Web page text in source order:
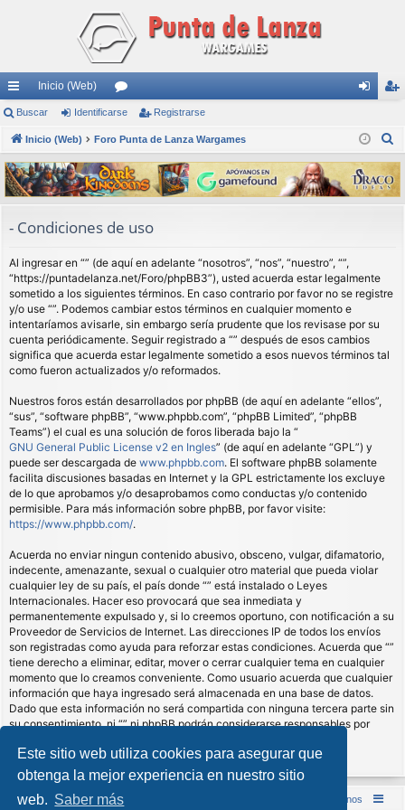
Este sitio web utiliza cookies para asegurar que
obtenga la mejor experiencia en nuestro sitio
web. Saber más
nl
ac
es
rá
s
Inicio (Web)
or
os nti
fic
ar
ist
ra
rs
Buscar Identificarse Registrarse
Inicio (Web) Foro Punta de Lanza Wargames
s
c
- Condiciones de uso
Al ingresar en “” (de aquí en adelante “nosotros”, “nos”, “nuestro”, “”,
“https://puntadelanza.net/Foro/phpBB3”), usted acuerda estar legalmente
sometido a los siguientes términos. En caso contrario por favor no se registre
y/o use “”. Podemos cambiar estos términos en cualquier momento e
intentaríamos avisarle, sin embargo sería prudente que los revisase por su
cuenta periódicamente. Seguir registrado a “” después de esos cambios
significa que acuerda estar legalmente sometido a esos nuevos términos tal
como fueron actualizados y/o reformados.
Nuestros foros están desarrollados por phpBB (de aquí en adelante “ellos”,
“sus”, “software phpBB”, “www.phpbb.com”, “phpBB Limited”, “phpBB
Teams”) el cual es una solución de foros liberada bajo la “
GNU General Public License v2 en Ingles” (de aquí en adelante “GPL”) y
puede ser descargada de www.phpbb.com. El software phpBB solamente
facilita discusiones basadas en Internet y la GPL estrictamente los excluye
de lo que aprobamos y/o desaprobamos como conductas y/o contenido
permisible. Para más información sobre phpBB, por favor visite:
https://www.phpbb.com/.
Acuerda no enviar ningun contenido abusivo, obsceno, vulgar, difamatorio,
indecente, amenazante, sexual o cualquier otro material que pueda violar
cualquier ley de su país, el país donde “” está instalado o Leyes
Internacionales. Hacer eso provocará que sea inmediata y
permanentemente expulsado y, si lo creemos oportuno, con notificación a su
Proveedor de Servicios de Internet. Las direcciones IP de todos los envíos
son registradas como ayuda para reforzar estas condiciones. Acuerda que “”
tiene derecho a eliminar, editar, mover o cerrar cualquier tema en cualquier
momento que lo creamos conveniente. Como usuario acuerda que cualquier
información que haya ingresado será almacenada en una base de datos.
Dado que esta información no será compartida con ninguna tercera parte sin
su consentimiento, ni “” ni phpBB podrán considerarse responsables por
comprometidos.
Inicio (Web) Foro Punta de Lanza Wargames Contáctenos